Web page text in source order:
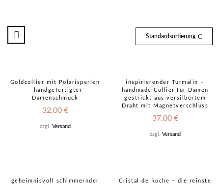
Standardsortierung
Goldcollier mit Polarisperlen
– handgefertigter
Damenschmuck
32,00 €
zzgl. Versand
inspirierender Turmalin –
handmade Collier für Damen
gestrickt aus versilbertem
Draht mit Magnetverschluss
37,00 €
zzgl. Versand
geheimnisvoll schimmernder
Cristal de Roche – die reinste